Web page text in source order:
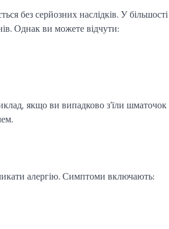
без серйозних наслідків. У більшості
Однак ви можете відчути:
якщо ви випадково з’їли шматочок
алергію. Симптоми включають: